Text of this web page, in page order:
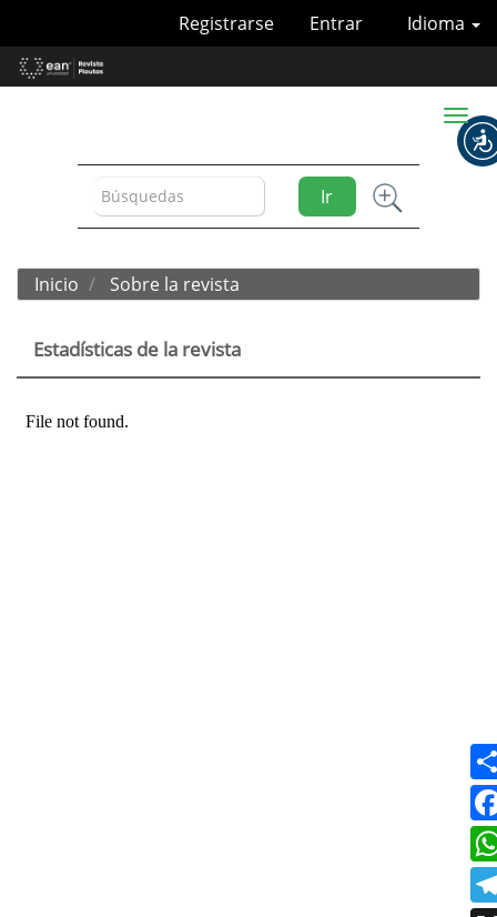
Contenido
principal
Idioma
Registrarse Entrar
Ir
Toggle
Inicio Sobre la revista
Estadísticas de la revista